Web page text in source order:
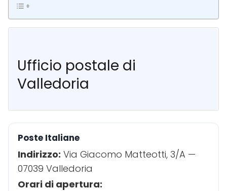
Ufficio postale di
Valledoria
Poste Italiane
Indirizzo: Via Giacomo Matteotti, 3/A —
07039 Valledoria
Orari di apertura: